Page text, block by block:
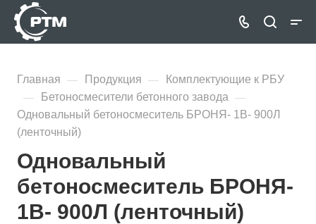
Главная — Продукция —
Комплектующие к РБУ
—
Бетоносмесители бетонного завода —
Одновальный бетоносмеситель БРОНЯ- 1В- 900Л
(ленточный)
Одновальный
бетоносмеситель БРОНЯ-
1В- 900Л (ленточный)